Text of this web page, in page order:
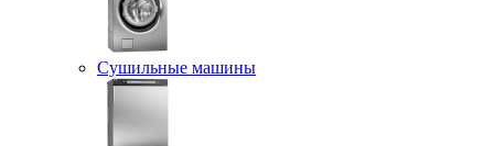
Сушильные машины